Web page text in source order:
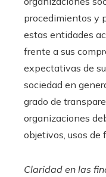
procedimientos y
estas entidades
frente a sus
expectativas de
sociedad en
grado de
organizaciones
objetivos, usos de
Claridad en las